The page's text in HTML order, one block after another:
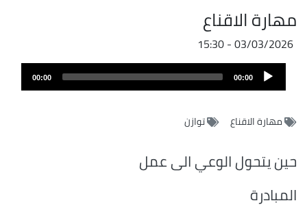
مهارة الاقناع
03/03/2026 - 15:30
ملف
الصوت
Audio
Player
00:00
00:00
مهارة الاقناع توازن
حين يتحول الوعي الى عمل
المبادرة